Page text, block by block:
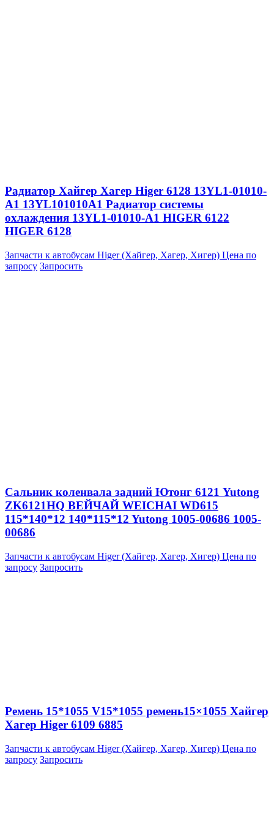
Радиатор Хайгер Хагер Higer 6128 13YL1-01010-
A1 13YL101010A1 Радиатор системы
охлаждения 13YL1-01010-A1 HIGER 6122
HIGER 6128
Запчасти к автобусам Higer (Хайгер, Хагер, Хигер) Цена по
запросу Запросить
Сальник коленвала задний Ютонг 6121 Yutong
ZK6121HQ ВЕЙЧАЙ WEICHAI WD615
115*140*12 140*115*12 Yutong 1005-00686 1005-
00686
Запчасти к автобусам Higer (Хайгер, Хагер, Хигер) Цена по
запросу Запросить
Ремень 15*1055 V15*1055 ремень15×1055 Хайгер
Хагер Higer 6109 6885
Запчасти к автобусам Higer (Хайгер, Хагер, Хигер) Цена по
запросу Запросить